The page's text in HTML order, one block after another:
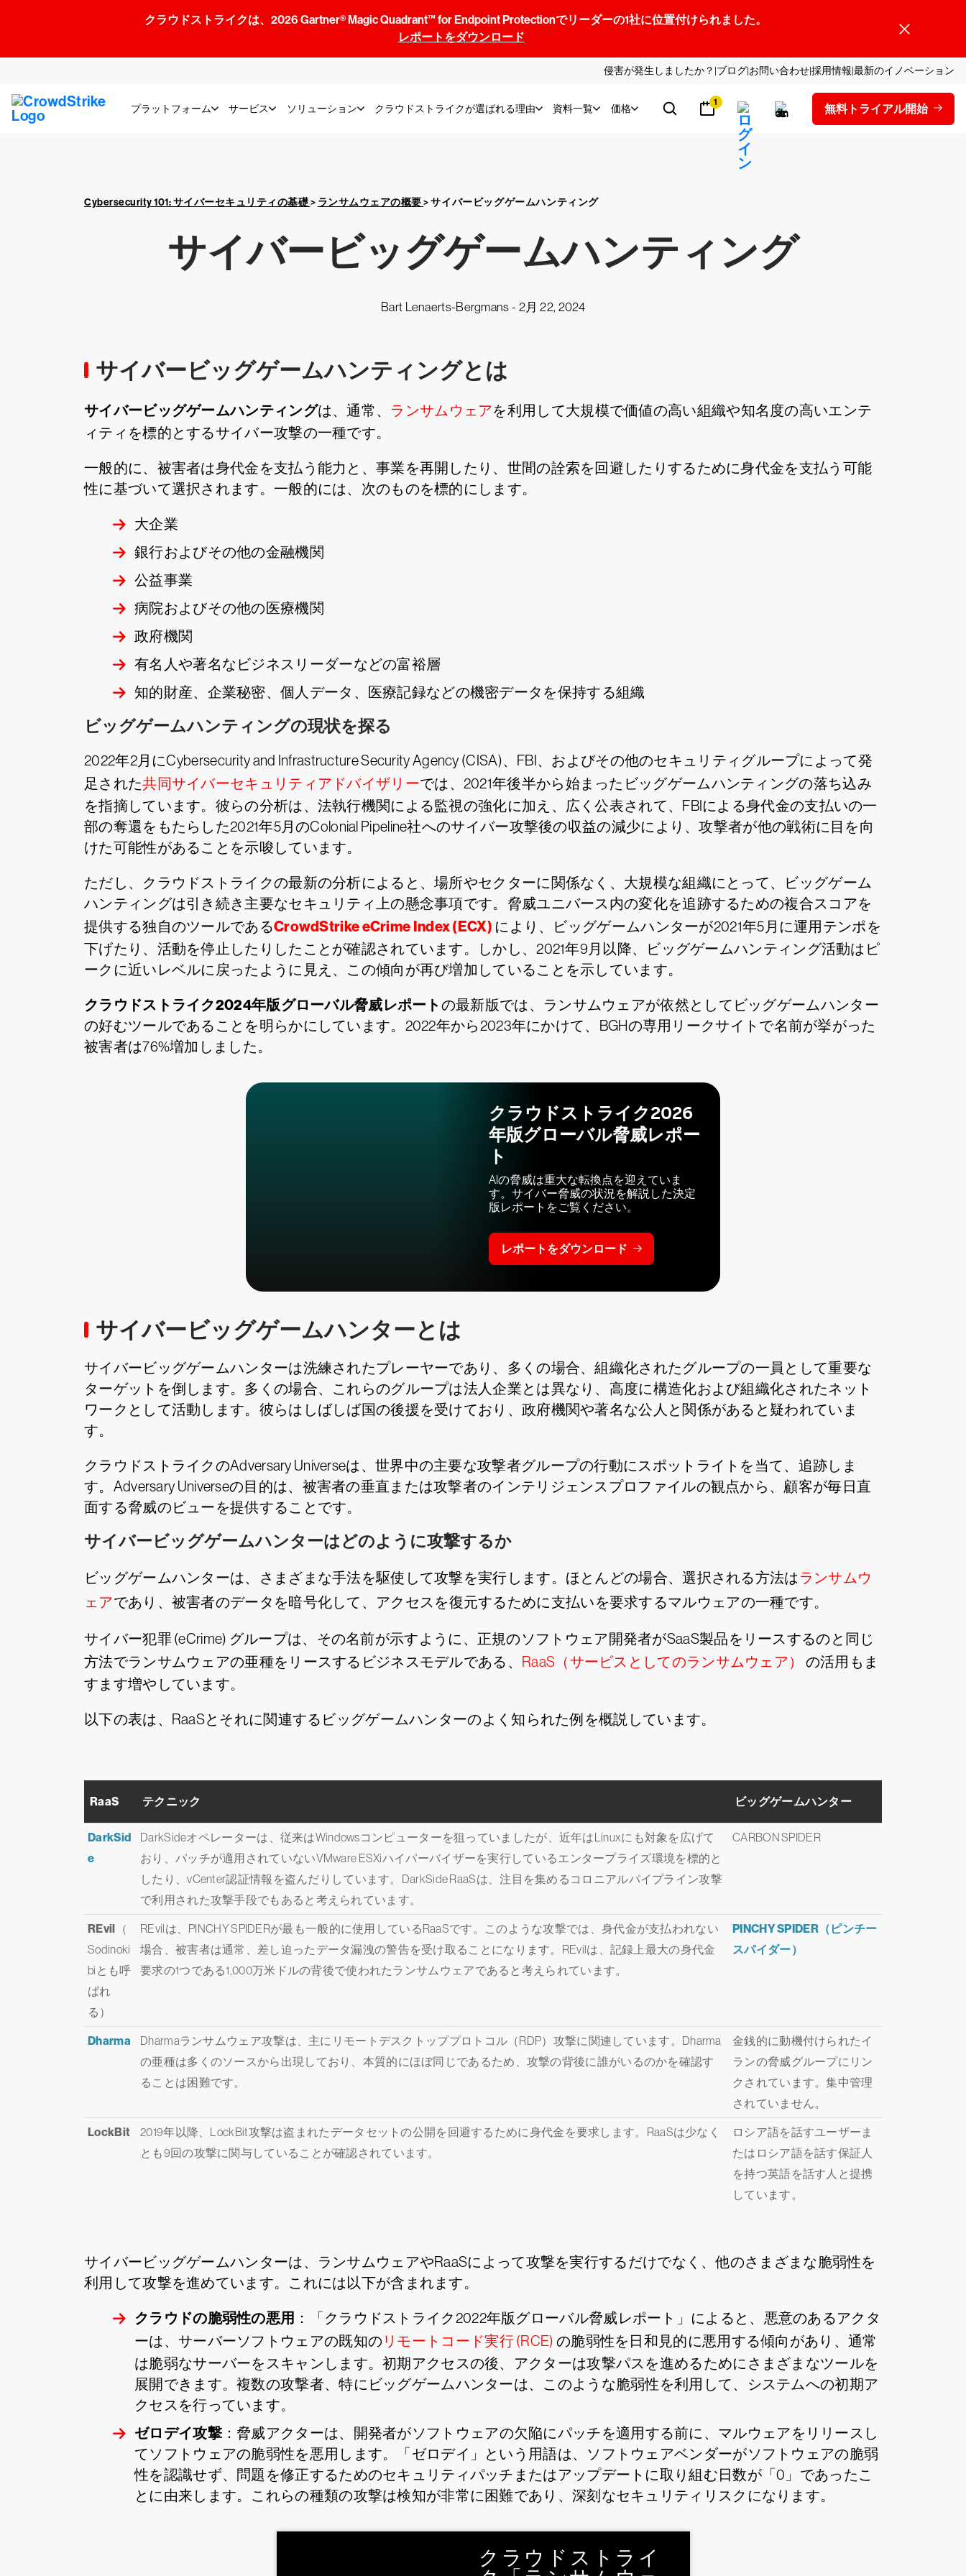
クラウドストライクは、2026 Gartner® Magic Quadrant™ for Endpoint Protectionでリーダーの1社に位置付けられました。
レポートをダウンロード
侵害が発生しましたか？ ブログ お問い合わせ採用情報 最新のイノベーション
プラットフォーム サービス ソリューション クラウドストライクが選ばれる理由 資料一覧 価格 1 無料トライアル開始
Cybersecurity 101: サイバーセキュリティの基礎> ランサムウェアの概要>サイバービッグゲームハンティング
サイバービッグゲームハンティング
Bart Lenaerts-Bergmans - 2月 22, 2024
サイバービッグゲームハンティングとは
サイバービッグゲームハンティングは、通常、 ランサムウェアを利用して大規模で価値の高い組織や知名度の高いエンテ
ィティを標的とするサイバー攻撃の一種です。
一般的に、被害者は身代金を支払う能力と、事業を再開したり、世間の詮索を回避したりするために身代金を支払う可能
性に基づいて選択されます。一般的には、次のものを標的にします。
大企業
銀行およびその他の金融機関
公益事業
病院およびその他の医療機関
政府機関
有名人や著名なビジネスリーダーなどの富裕層
知的財産、企業秘密、個人データ、医療記録などの機密データを保持する組織
ビッグゲームハンティングの現状を探る
2022年2月にCybersecurity and Infrastructure Security Agency (CISA)、FBI、およびその他のセキュリティグループによって発
足された共同サイバーセキュリティアドバイザリーでは、2021年後半から始まったビッグゲームハンティングの落ち込み
を指摘しています。彼らの分析は、法執行機関による監視の強化に加え、広く公表されて、FBIによる身代金の支払いの一
部の奪還をもたらした2021年5月のColonial Pipeline社へのサイバー攻撃後の収益の減少により、攻撃者が他の戦術に目を向
けた可能性があることを示唆しています。
ただし、クラウドストライクの最新の分析によると、場所やセクターに関係なく、大規模な組織にとって、ビッグゲーム
ハンティングは引き続き主要なセキュリティ上の懸念事項です。脅威ユニバース内の変化を追跡するための複合スコアを
提供する独自のツールであるCrowdStrike eCrime Index (ECX) により、ビッグゲームハンターが2021年5月に運用テンポを
下げたり、活動を停止したりしたことが確認されています。しかし、2021年9月以降、ビッグゲームハンティング活動はピ
ークに近いレベルに戻ったように見え、この傾向が再び増加していることを示しています。
クラウドストライク2024年版グローバル脅威レポートの最新版では、ランサムウェアが依然としてビッグゲームハンター
の好むツールであることを明らかにしています。2022年から2023年にかけて、BGHの専用リークサイトで名前が挙がった
被害者は76%増加しました。
クラウドストライク2026
年版グローバル脅威レポー
ト
AIの脅威は重大な転換点を迎えていま
す。サイバー脅威の状況を解説した決定
版レポートをご覧ください。
レポートをダウンロード
サイバービッグゲームハンターとは
サイバービッグゲームハンターは洗練されたプレーヤーであり、多くの場合、組織化されたグループの一員として重要な
ターゲットを倒します。多くの場合、これらのグループは法人企業とは異なり、高度に構造化および組織化されたネット
ワークとして活動します。彼らはしばしば国の後援を受けており、政府機関や著名な公人と関係があると疑われていま
す。
クラウドストライクのAdversary Universeは、世界中の主要な攻撃者グループの行動にスポットライトを当て、追跡しま
す。Adversary Universeの目的は、被害者の垂直または攻撃者のインテリジェンスプロファイルの観点から、顧客が毎日直
面する脅威のビューを提供することです。
サイバービッグゲームハンターはどのように攻撃するか
ビッグゲームハンターは、さまざまな手法を駆使して攻撃を実行します。ほとんどの場合、選択される方法は ランサムウ
ェアであり、被害者のデータを暗号化して、アクセスを復元するために支払いを要求するマルウェアの一種です。
サイバー犯罪 (eCrime) グループは、その名前が示すように、正規のソフトウェア開発者がSaaS製品をリースするのと同じ
方法でランサムウェアの亜種をリースするビジネスモデルである、 RaaS（サービスとしてのランサムウェア）
の活用もま
すます増やしています。
以下の表は、RaaSとそれに関連するビッグゲームハンターのよく知られた例を概説しています。
RaaS テクニック ビッグゲームハンター
DarkSid
e
DarkSideオペレーターは、従来はWindowsコンピューターを狙っていましたが、近年はLinuxにも対象を広げて
おり、パッチが適用されていないVMware ESXiハイパーバイザーを実行しているエンタープライズ環境を標的と
したり、vCenter認証情報を盗んだりしています。DarkSide RaaSは、注目を集めるコロニアルパイプライン攻撃
で利用された攻撃手段でもあると考えられています。
CARBON SPIDER
REvil （
Sodinoki
biとも呼
ばれ
る）
REvilは、PINCHY SPIDERが最も一般的に使用しているRaaSです。このような攻撃では、身代金が支払われない
場合、被害者は通常、差し迫ったデータ漏洩の警告を受け取ることになります。REvilは、記録上最大の身代金
要求の1つである1,000万米ドルの背後で使われたランサムウェアであると考えられています。
PINCHY SPIDER（ピンチー
スパイダー）
Dharma
Dharmaランサムウェア攻撃は、主にリモートデスクトッププロトコル（RDP）攻撃に関連しています。Dharma
の亜種は多くのソースから出現しており、本質的にほぼ同じであるため、攻撃の背後に誰がいるのかを確認す
ることは困難です。
金銭的に動機付けられたイ
ランの脅威グループにリン
クされています。集中管理
されていません。
LockBit
2019年以降、LockBit攻撃は盗まれたデータセットの公開を回避するために身代金を要求します。RaaSは少なく
とも9回の攻撃に関与していることが確認されています。
ロシア語を話すユーザーま
たはロシア語を話す保証人
を持つ英語を話す人と提携
しています。
サイバービッグゲームハンターは、ランサムウェアやRaaSによって攻撃を実行するだけでなく、他のさまざまな脆弱性を
利用して攻撃を進めています。これには以下が含まれます。
クラウドの脆弱性の悪用 ：「クラウドストライク2022年版グローバル脅威レポート」によると、悪意のあるアクタ
ーは、サーバーソフトウェアの既知の リモートコード実行 (RCE) の脆弱性を日和見的に悪用する傾向があり、通常
は脆弱なサーバーをスキャンします。初期アクセスの後、アクターは攻撃パスを進めるためにさまざまなツールを
展開できます。複数の攻撃者、特にビッグゲームハンターは、このような脆弱性を利用して、システムへの初期ア
クセスを行っています。
ゼロデイ攻撃：脅威アクターは、開発者がソフトウェアの欠陥にパッチを適用する前に、マルウェアをリリースし
てソフトウェアの脆弱性を悪用します。「ゼロデイ」という用語は、ソフトウェアベンダーがソフトウェアの脆弱
性を認識せず、問題を修正するためのセキュリティパッチまたはアップデートに取り組む日数が「0」であったこ
とに由来します。これらの種類の攻撃は検知が非常に困難であり、深刻なセキュリティリスクになります。
クラウドストライ